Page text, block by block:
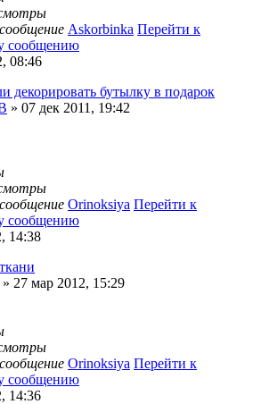
Askorbinka Перейти к
сообщению
08:46
декорировать бутылку в подарок
» 07 дек 2011, 19:42
Orinoksiya Перейти к
сообщению
14:38
» 27 мар 2012, 15:29
Orinoksiya Перейти к
сообщению
14:36